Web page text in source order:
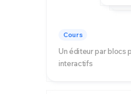
Cours
Un éditeur par blocs
interactifs